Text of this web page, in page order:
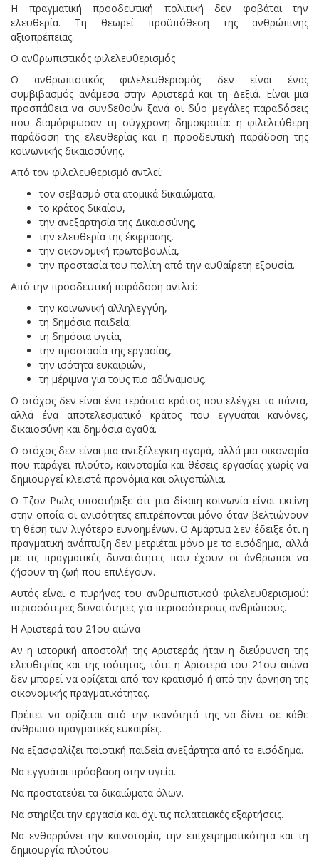
Η πραγματική προοδευτική πολιτική δεν φοβάται την
ελευθερία. Τη θεωρεί προϋπόθεση της ανθρώπινης
αξιοπρέπειας.
Ο ανθρωπιστικός φιλελευθερισμός
Ο ανθρωπιστικός φιλελευθερισμός δεν είναι ένας
συμβιβασμός ανάμεσα στην Αριστερά και τη Δεξιά. Είναι μια
προσπάθεια να συνδεθούν ξανά οι δύο μεγάλες παραδόσεις
που διαμόρφωσαν τη σύγχρονη δημοκρατία: η φιλελεύθερη
παράδοση της ελευθερίας και η προοδευτική παράδοση της
κοινωνικής δικαιοσύνης.
Από τον φιλελευθερισμό αντλεί:
τον σεβασμό στα ατομικά δικαιώματα,
το κράτος δικαίου,
την ανεξαρτησία της Δικαιοσύνης,
την ελευθερία της έκφρασης,
την οικονομική πρωτοβουλία,
την προστασία του πολίτη από την αυθαίρετη εξουσία.
Από την προοδευτική παράδοση αντλεί:
την κοινωνική αλληλεγγύη,
τη δημόσια παιδεία,
τη δημόσια υγεία,
την προστασία της εργασίας,
την ισότητα ευκαιριών,
τη μέριμνα για τους πιο αδύναμους.
Ο στόχος δεν είναι ένα τεράστιο κράτος που ελέγχει τα πάντα,
αλλά ένα αποτελεσματικό κράτος που εγγυάται κανόνες,
δικαιοσύνη και δημόσια αγαθά.
Ο στόχος δεν είναι μια ανεξέλεγκτη αγορά, αλλά μια οικονομία
που παράγει πλούτο, καινοτομία και θέσεις εργασίας χωρίς να
δημιουργεί κλειστά προνόμια και ολιγοπώλια.
Ο Τζον Ρωλς υποστήριξε ότι μια δίκαιη κοινωνία είναι εκείνη
στην οποία οι ανισότητες επιτρέπονται μόνο όταν βελτιώνουν
τη θέση των λιγότερο ευνοημένων. Ο Αμάρτυα Σεν έδειξε ότι η
πραγματική ανάπτυξη δεν μετριέται μόνο με το εισόδημα, αλλά
με τις πραγματικές δυνατότητες που έχουν οι άνθρωποι να
ζήσουν τη ζωή που επιλέγουν.
Αυτός είναι ο πυρήνας του ανθρωπιστικού φιλελευθερισμού:
περισσότερες δυνατότητες για περισσότερους ανθρώπους.
Η Αριστερά του 21ου αιώνα
Αν η ιστορική αποστολή της Αριστεράς ήταν η διεύρυνση της
ελευθερίας και της ισότητας, τότε η Αριστερά του 21ου αιώνα
δεν μπορεί να ορίζεται από τον κρατισμό ή από την άρνηση της
οικονομικής πραγματικότητας.
Πρέπει να ορίζεται από την ικανότητά της να δίνει σε κάθε
άνθρωπο πραγματικές ευκαιρίες.
Να εξασφαλίζει ποιοτική παιδεία ανεξάρτητα από το εισόδημα.
Να εγγυάται πρόσβαση στην υγεία.
Να προστατεύει τα δικαιώματα όλων.
Να στηρίζει την εργασία και όχι τις πελατειακές εξαρτήσεις.
Να ενθαρρύνει την καινοτομία, την επιχειρηματικότητα και τη
δημιουργία πλούτου.